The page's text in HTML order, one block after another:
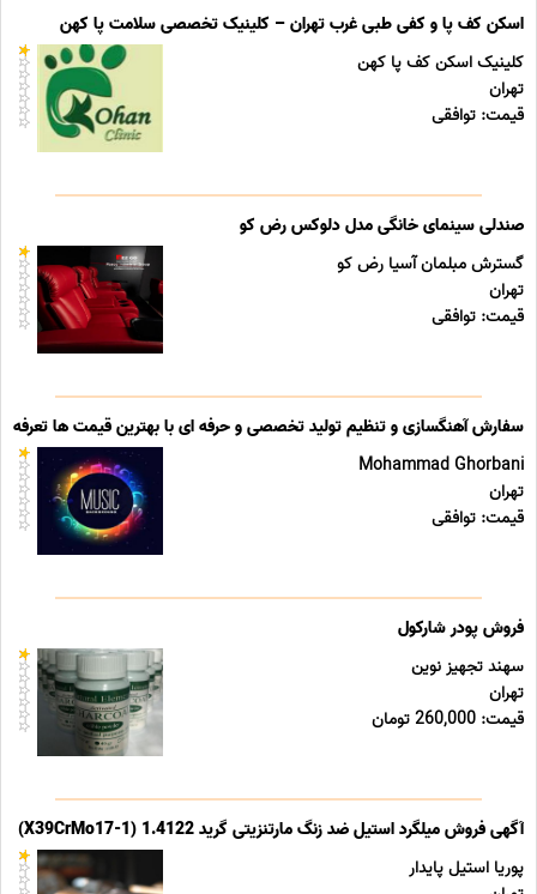
اسکن کف پا و کفی طبی غرب تهران – کلینیک تخصصی سلامت پا کهن
کلینیک اسکن کف پا کهن
تهران
قیمت: توافقی
صندلی سینمای خانگی مدل دلوکس رض کو
گسترش مبلمان آسیا رض کو
تهران
قیمت: توافقی
سفارش آهنگسازی و تنظیم تولید تخصصی و حرفه ای با بهترین قیمت ها تعرفه
Mohammad Ghorbani
تهران
قیمت: توافقی
فروش پودر شارکول
سهند تجهیز نوین
تهران
قیمت: 260,000 تومان
آگهی فروش میلگرد استیل ضد زنگ مارتنزیتی گرید 1.4122 (X39CrMo17-1)
پوریا استیل پایدار